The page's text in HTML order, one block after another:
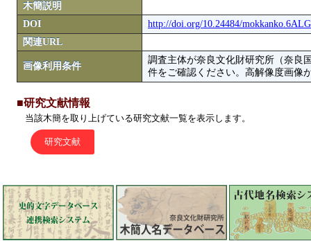
木簡説明
DOI
http://doi.org/10.24484/
関連URL
画像利用条件
調査主体が奈良文化財研究所（奈良
件をご確認ください。高解像度画像
■研究文献情報
当該木簡を取り上げている研究文献一覧を表示します。
研究文献